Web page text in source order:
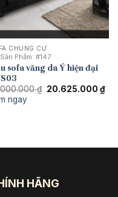
CHUNG CƯ
Phẩm: #147
sofa văng da Ý hiện đại
₫ Giá
20.625.000 ₫Giá
ngay
HÃNG